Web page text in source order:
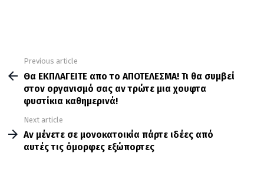
more
Previous article
Θα ΕΚΠΛΑΓΕΙΤΕ απο το ΑΠΟΤΕΛΕΣΜΑ! Τι θα συμβεί
στον οργανισμό σας αν τρώτε μια χουφτα
φυστίκια καθημερινά!
Next article
Αν μένετε σε μονοκατοικία πάρτε ιδέες από
αυτές τις όμορφες εξώπορτες